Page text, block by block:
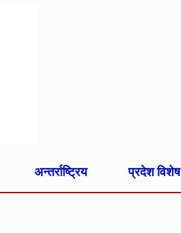
अन्तर्राष्ट्रिय प्रदेश विशेष